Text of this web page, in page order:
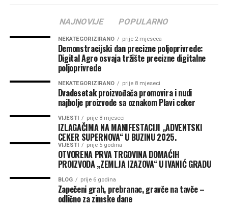
NAJNOVIJE POPULARNO
NEKATEGORIZIRANO prije 2 mjeseca
Demonstracijski dan precizne poljoprivrede:
Digital Agro osvaja tržište precizne digitalne
poljoprivrede
NEKATEGORIZIRANO prije 8 mjeseci
Dvadesetak proizvođača promovira i nudi
najbolje proizvode sa oznakom Plavi ceker
VIJESTI prije 8 mjeseci
IZLAGAČIMA NA MANIFESTACIJI „ADVENTSKI
CEKER SUPERNOVA“ U BUZINU 2025.
VIJESTI prije 5 godina
OTVORENA PRVA TRGOVINA DOMAĆIH
PROIZVODA „ZEMLJA IZAZOVA“ U IVANIĆ GRADU
BLOG prije 6 godina
Zapečeni grah, prebranac, gravče na tavče –
odlično za zimske dane